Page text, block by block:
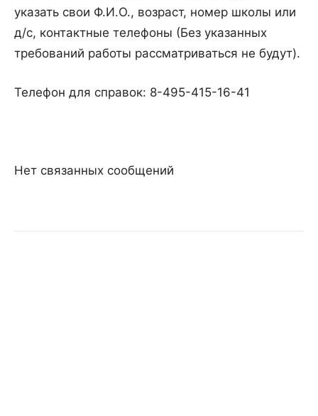
указать свои Ф.И.О., возраст, номер школы или
д/с, контактные телефоны (Без указанных
требований работы рассматриваться не будут).
Телефон для справок: 8-495-415-16-41
Нет связанных сообщений